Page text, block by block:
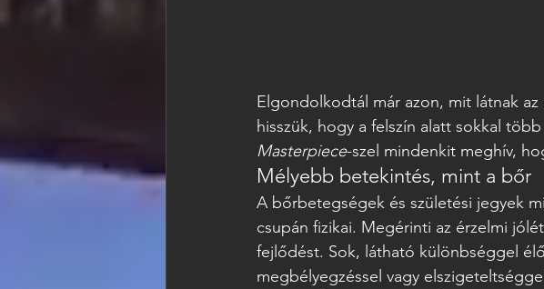
Elgondolkodtál már azon, mit látnak
hisszük, hogy a felszín alatt sokkal
Masterpiece-szel mindenkit meghív,
Mélyebb betekintés, mint a bőr
A bőrbetegségek és születési jegyek
csupán fizikai. Megérinti az érzelmi
fejlődést. Sok, látható különbséggel
megbélyegzéssel vagy